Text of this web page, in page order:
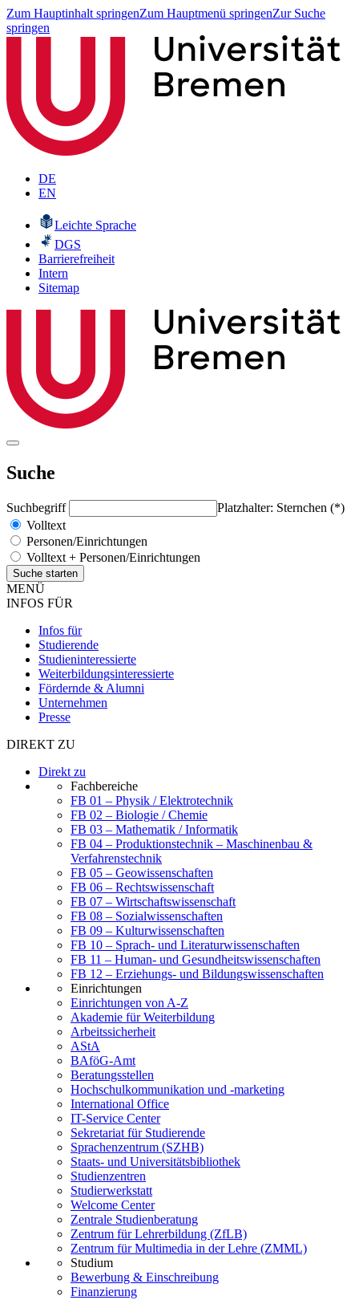
Zum Hauptinhalt springenZum Hauptmenü springenZur Suche
springen
DE
EN
Leichte Sprache
DGS
Barrierefreiheit
Intern
Sitemap
Suche
Suchbegriff
Platzhalter: Sternchen (*)
Volltext
Personen/Einrichtungen
Volltext + Personen/Einrichtungen
MENÜ
INFOS FÜR
Infos für
Studierende
Studieninteressierte
Weiterbildungsinteressierte
Fördernde & Alumni
Unternehmen
Presse
DIREKT ZU
Direkt zu
Fachbereiche
FB 01 – Physik / Elektrotechnik
FB 02 – Biologie / Chemie
FB 03 – Mathematik / Informatik
FB 04 – Produktionstechnik – Maschinenbau &
Verfahrenstechnik
FB 05 – Geowissenschaften
FB 06 – Rechtswissenschaft
FB 07 – Wirtschaftswissenschaft
FB 08 – Sozialwissenschaften
FB 09 – Kulturwissenschaften
FB 10 – Sprach- und Literaturwissenschaften
FB 11 – Human- und Gesundheitswissenschaften
FB 12 – Erziehungs- und Bildungswissenschaften
Einrichtungen
Einrichtungen von A-Z
Akademie für Weiterbildung
Arbeitssicherheit
AStA
BAföG-Amt
Beratungsstellen
Hochschulkommunikation und -marketing
International Office
IT-Service Center
Sekretariat für Studierende
Sprachenzentrum (SZHB)
Staats- und Universitätsbibliothek
Studienzentren
Studierwerkstatt
Welcome Center
Zentrale Studienberatung
Zentrum für Lehrerbildung (ZfLB)
Zentrum für Multimedia in der Lehre (ZMML)
Studium
Bewerbung & Einschreibung
Finanzierung